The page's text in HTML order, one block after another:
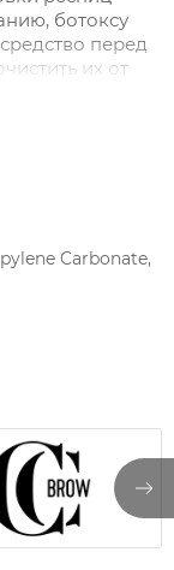
ботоксу
перед
их от
с праймером
Carbonate,